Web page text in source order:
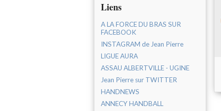
Liens
A LA FORCE DU BRAS SUR
FACEBOOK
INSTAGRAM de Jean Pierre
LIGUE AURA
ASSAU ALBERTVILLE - UGINE
Jean Pierre sur TWITTER
HANDNEWS
ANNECY HANDBALL